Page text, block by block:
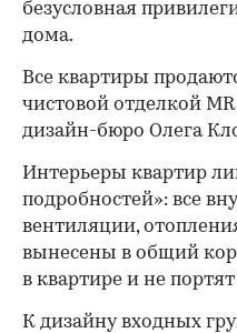
безусловная
дома.
Все квартиры
чистовой отделкой
дизайн-бюро Олега
Интерьеры квартир
подробностей»: все
вентиляции,
вынесены в общий
в квартире и не
К дизайну входных